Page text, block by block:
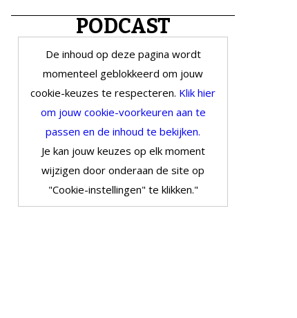
PODCAST
De inhoud op deze pagina wordt
momenteel geblokkeerd om jouw
cookie-keuzes te respecteren. Klik hier
om jouw cookie-voorkeuren aan te
passen en de inhoud te bekijken.
Je kan jouw keuzes op elk moment
wijzigen door onderaan de site op
"Cookie-instellingen" te klikken."